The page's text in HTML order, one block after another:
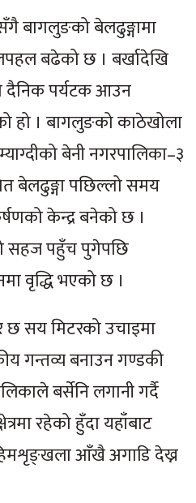
बागलुङको बेलढुङ्गामा
बढेको छ । बर्खादेखि
दैनिक पर्यटक आउन
। बागलुङको काठेखोला
बेनी नगरपालिका–३
बेलढुङ्गा पछिल्लो समय
केन्द्र बनेको छ ।
सहज पहुँच पुगेपछि
वृद्धि भएको छ ।
छ सय मिटरको उचाइमा
गन्तव्य बनाउन गण्डकी
बर्सेनि लगानी गर्दै
रहेको हुँदा यहाँबाट
आँखै अगाडि देख्न